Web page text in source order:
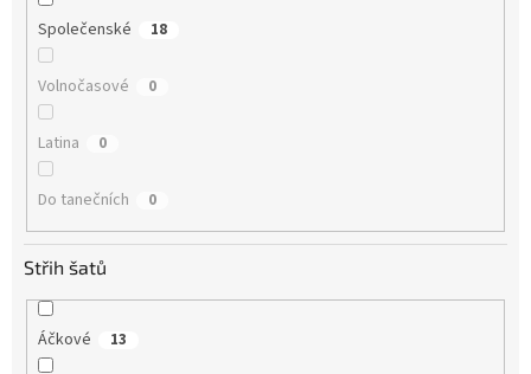
Společenské 18
Volnočasové 0
Latina 0
Do tanečních 0
Střih šatů
Áčkové 13